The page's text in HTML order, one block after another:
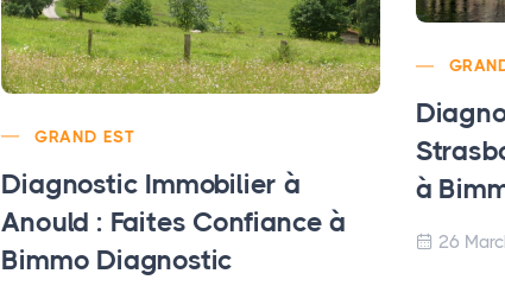
GRAND EST
Diagnostic Immobilier à
Anould : Faites Confiance à
Bimmo Diagnostic
à
26